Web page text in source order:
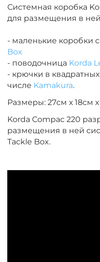
Системная коробка
для размещения в
- маленькие коробки
Box
- поводочница Korda
- крючки в
числе Kamakura.
Размеры: 27см х 18см
Korda Compac 220
размещения в ней
Tackle Box.